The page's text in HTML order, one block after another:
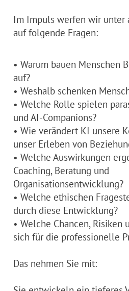
Im Impuls werfen wir unter
auf folgende Fragen:
• Warum bauen Menschen
auf?
• Weshalb schenken
• Welche Rolle spielen
und AI-Companions?
• Wie verändert KI unsere
unser Erleben von
• Welche Auswirkungen
Coaching, Beratung und
Organisationsentwicklung?
• Welche ethischen
durch diese Entwicklung?
• Welche Chancen, Risiken
sich für die professionelle
Das nehmen Sie mit: